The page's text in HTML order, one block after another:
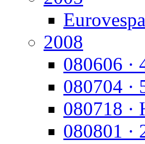
2008
080606 ·
080704 ·
080718 ·
080801